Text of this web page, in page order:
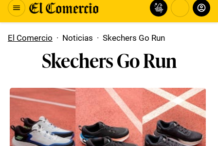
El Comercio · Noticias · Skechers Go Run
Skechers Go Run